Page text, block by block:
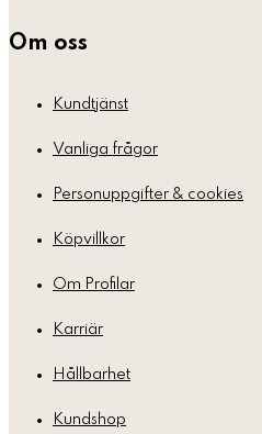
Om oss
Kundtjänst
Vanliga frågor
Personuppgifter & cookies
Köpvillkor
Om Profilar
Karriär
Hållbarhet
Kundshop